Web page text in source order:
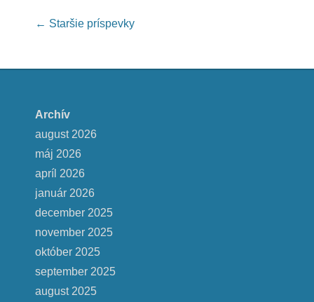
Post navigation
← Staršie príspevky
Archív
august 2026
máj 2026
apríl 2026
január 2026
december 2025
november 2025
október 2025
september 2025
august 2025